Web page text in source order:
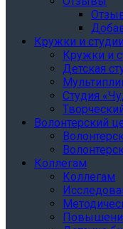
Кружки и студии
Кружки и
Детская
Студия
Волонтерский
Коллегам
Коллегам